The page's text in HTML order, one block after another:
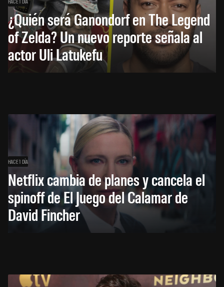
¿Quién será Ganondorf en The Legend
of Zelda? Un nuevo reporte señala al
actor Uli Latukefu
HACE 1 DÍA
Netflix cambia de planes y cancela el
spinoff de El Juego del Calamar de
David Fincher